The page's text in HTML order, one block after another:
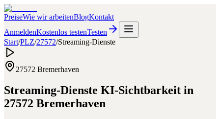
PreiseWie wir arbeitenBlogKontakt
AnmeldenKostenlos testenTesten
Start/PLZ/27572/Streaming-Dienste
27572 Bremerhaven
Streaming-Dienste KI-Sichtbarkeit in
27572 Bremerhaven